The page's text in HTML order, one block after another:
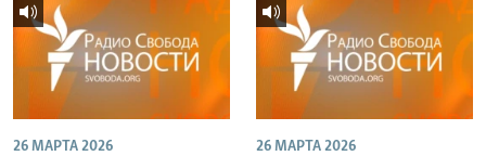
26 МАРТА 2026 26 МАРТА 2026